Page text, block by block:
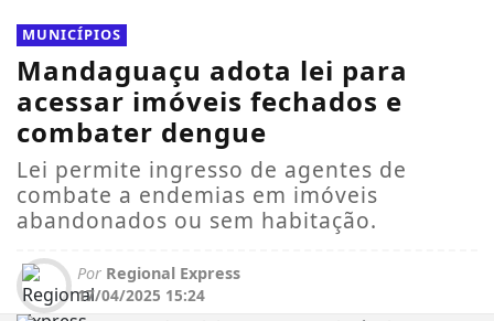
MUNICÍPIOS
Mandaguaçu adota lei para
acessar imóveis fechados e
combater dengue
Lei permite ingresso de agentes de
combate a endemias em imóveis
abandonados ou sem habitação.
Por Regional Express
17/04/2025 15:24